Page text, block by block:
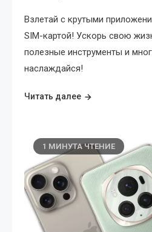
Взлетай с крутыми
SIM-картой! Ускорь свою
полезные инструменты и
наслаждайся!
Читать далее
1 МИНУТА ЧТЕНИЕ